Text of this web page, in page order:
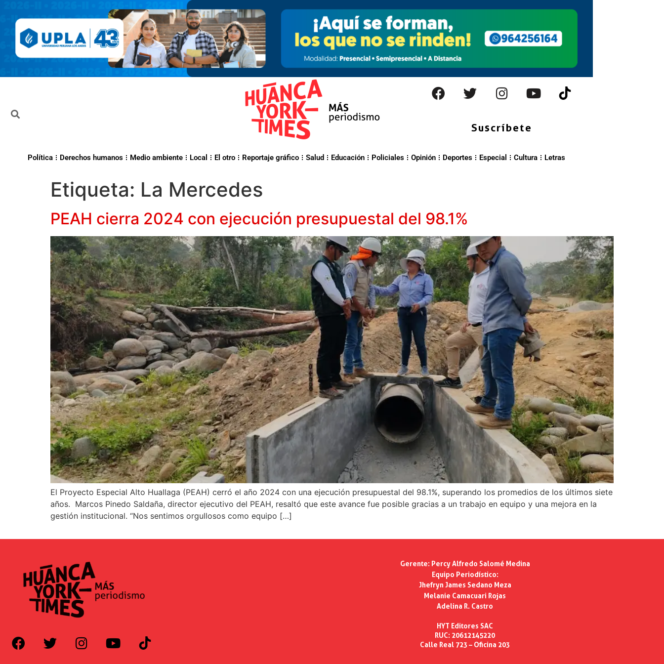
Suscríbete
Política Derechos humanos Medio ambiente Local El otro Reportaje gráfico Salud Educación Policiales Opinión Deportes Especial Cultura Letras
Etiqueta: La Mercedes
PEAH cierra 2024 con ejecución presupuestal del 98.1%
El Proyecto Especial Alto Huallaga (PEAH) cerró el año 2024 con una ejecución presupuestal del 98.1%, superando los promedios de los últimos siete
años. Marcos Pinedo Saldaña, director ejecutivo del PEAH, resaltó que este avance fue posible gracias a un trabajo en equipo y una mejora en la
gestión institucional. “Nos sentimos orgullosos como equipo […]
Gerente: Percy Alfredo Salomé Medina
Equipo Periodístico:
Jhefryn James Sedano Meza
Melanie Camacuari Rojas
Adelina R. Castro
HYT Editores SAC
RUC: 20612145220
Calle Real 723 – Oficina 203